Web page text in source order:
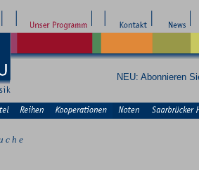
NEU: Abonnieren
c h e